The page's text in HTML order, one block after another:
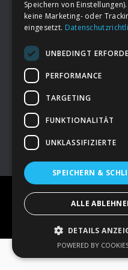
FooterDeine Spende
→ Impressum
→Kontakt zum PAO
COPYRIGHT ©
FRAMEWORK·
Speichern von
keine Marketing- oder
eingesetzt.
UNBEDINGT
PERFORMANCE
TARGETING
FUNKTIONALITÄT
UNKLASSIFIZIERTE
SPEICHERN &
ALLE
DETAILS
POWERED BY